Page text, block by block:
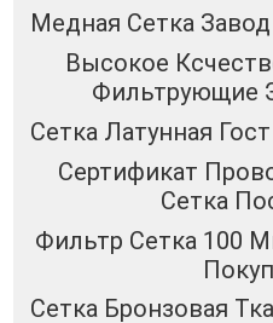
Медная Сетка Завод
Высокое
Фильтрующие
Сетка Латунная
Сертификат
Сетка
Фильтр Сетка 100
Сетка Бронзовая